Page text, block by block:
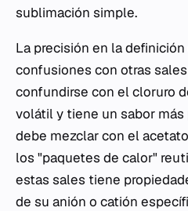
sublimación simple.
La precisión en la
confusiones con otras
confundirse con el cloruro
volátil y tiene un sabor más
debe mezclar con el
los "paquetes de calor"
estas sales tiene
de su anión o catión